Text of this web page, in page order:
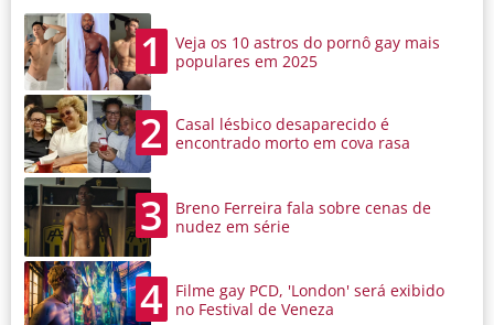
1
Veja os 10 astros do pornô gay mais
populares em 2025
2
Casal lésbico desaparecido é
encontrado morto em cova rasa
3
Breno Ferreira fala sobre cenas de
nudez em série
4
Filme gay PCD, 'London' será exibido
no Festival de Veneza